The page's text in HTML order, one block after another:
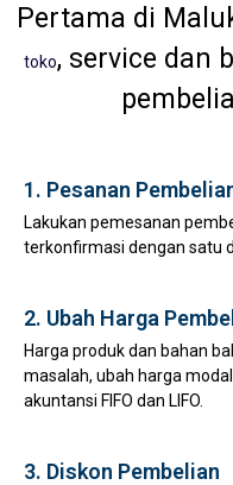
Pertama di
toko, service dan
1. Pesanan
Lakukan pemesanan
terkonfirmasi dengan satu
2. Ubah Harga
Harga produk dan bahan
masalah, ubah harga
akuntansi FIFO dan LIFO.
3. Diskon Pembelian